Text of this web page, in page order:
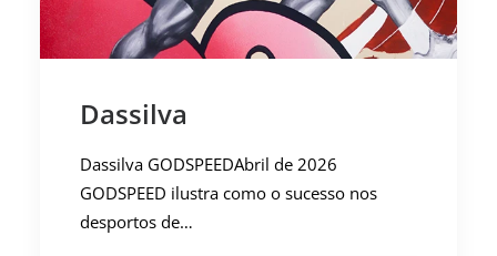
Dassilva
Dassilva GODSPEEDAbril de 2026
GODSPEED ilustra como o sucesso nos
desportos de…